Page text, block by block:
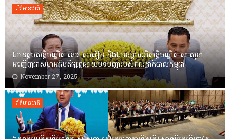
ព័ត៌មានជាតិ
ឯកឧត្តមសន្តិបណ្ឌិត នេត សាវឿន និងឯកឧត្តមអភិសន្តិបណ្ឌិត ស សុខា
អញ្ជើញជាសហអធិបតីផ្សព្វផ្សាយបទបញ្ជារបស់រាជរដ្ឋាភិបាលកម្ពុជា
November 27, 2025
ព័ត៌មានជាតិ